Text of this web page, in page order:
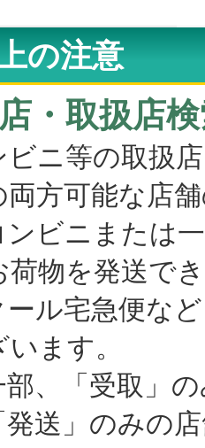
の注意
店・取扱店
ニ等の取扱
両方可能な店
ニまたは一
荷物を発送で
宅急便など
ます。
「受取」の
」のみの店